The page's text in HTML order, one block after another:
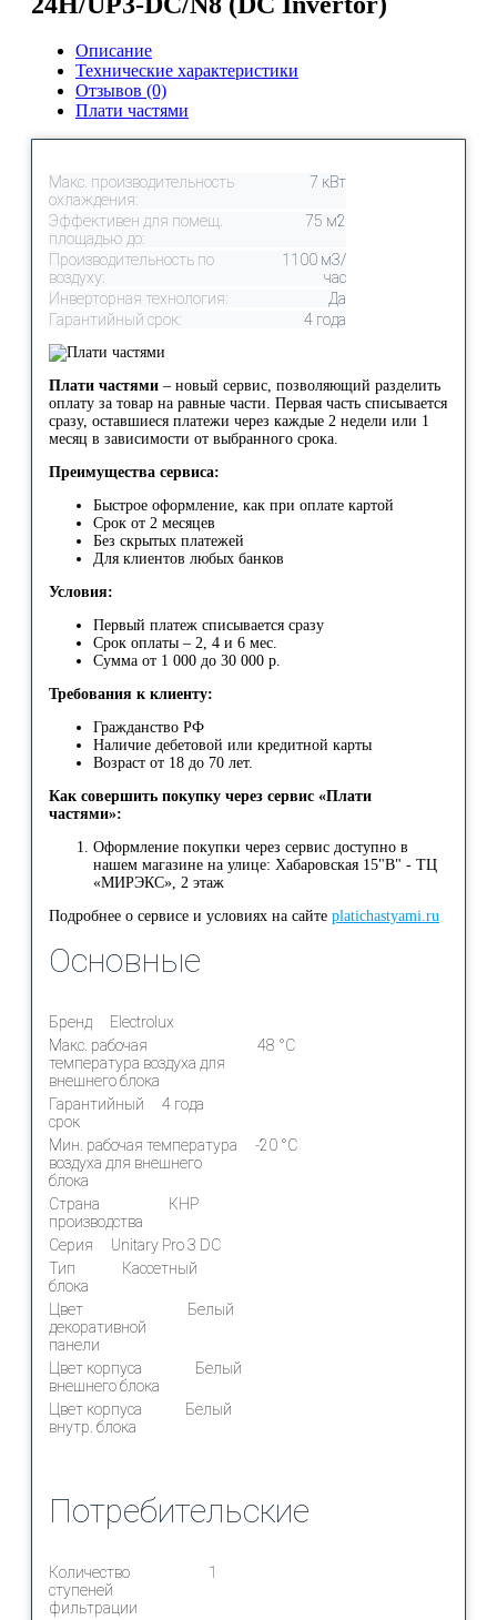
Описание
Технические характеристики
Отзывов (0)
Плати частями
Макс. производительность
охлаждения:
7 кВт
Эффективен для помещ.
площадью до:
75 м2
Производительность по
воздуху:
1100 м3/
час
Инверторная технология:
Да
Гарантийный срок:
4 года
Плати частями – новый сервис, позволяющий разделить
оплату за товар на равные части. Первая часть списывается
сразу, оставшиеся платежи через каждые 2 недели или 1
месяц в зависимости от выбранного срока.
Преимущества сервиса:
Быстрое оформление, как при оплате картой
Срок от 2 месяцев
Без скрытых платежей
Для клиентов любых банков
Условия:
Первый платеж списывается сразу
Срок оплаты – 2, 4 и 6 мес.
Сумма от 1 000 до 30 000 р.
Требования к клиенту:
Гражданство РФ
Наличие дебетовой или кредитной карты
Возраст от 18 до 70 лет.
Как совершить покупку через сервис «Плати
частями»:
Оформление покупки через сервис доступно в
нашем магазине на улице: Хабаровская 15"В" - ТЦ
«МИРЭКС», 2 этаж
Подробнее о сервисе и условиях на сайте platichastyami.ru
Основные
Бренд
Electrolux
Макс. рабочая
температура воздуха для
внешнего блока
48 °С
Гарантийный
срок
4 года
Мин. рабочая температура
воздуха для внешнего
блока
-20 °С
Страна
производства
КНР
Серия
Unitary Pro 3 DC
Тип
блока
Кассетный
Цвет
декоративной
панели
Белый
Цвет корпуса
внешнего блока
Белый
Цвет корпуса
внутр. блока
Белый
Потребительские
Количество
ступеней
фильтрации
1